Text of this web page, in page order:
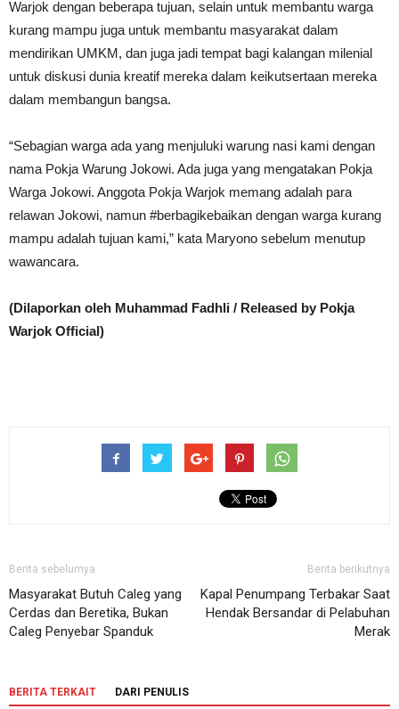
Warjok dengan beberapa tujuan, selain untuk membantu warga
kurang mampu juga untuk membantu masyarakat dalam
mendirikan UMKM, dan juga jadi tempat bagi kalangan milenial
untuk diskusi dunia kreatif mereka dalam keikutsertaan mereka
dalam membangun bangsa.
“Sebagian warga ada yang menjuluki warung nasi kami dengan
nama Pokja Warung Jokowi. Ada juga yang mengatakan Pokja
Warga Jokowi. Anggota Pokja Warjok memang adalah para
relawan Jokowi, namun #berbagikebaikan dengan warga kurang
mampu adalah tujuan kami,” kata Maryono sebelum menutup
wawancara.
(Dilaporkan oleh Muhammad Fadhli / Released by Pokja
Warjok Official)
Berita sebelumya
Masyarakat Butuh Caleg yang
Cerdas dan Beretika, Bukan
Caleg Penyebar Spanduk
Berita berikutnya
Kapal Penumpang Terbakar Saat
Hendak Bersandar di Pelabuhan
Merak
BERITA TERKAIT DARI PENULIS